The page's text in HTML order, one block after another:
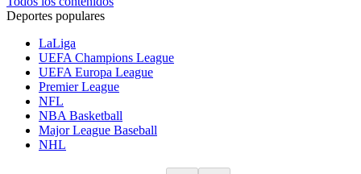
Deportes populares
LaLiga
UEFA Champions League
UEFA Europa League
Premier League
NFL
NBA Basketball
Major League Baseball
NHL